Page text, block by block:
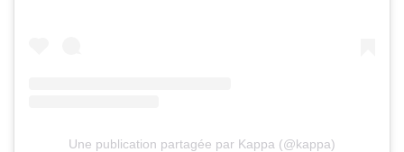
Une publication partagée par Kappa (@kappa)